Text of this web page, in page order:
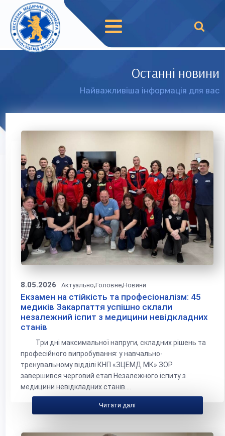
Останні новини
Найважливіша інформація для вас
8.05.2026 Актуально,Головне,Новини
Екзамен на стійкість та професіоналізм: 45
медиків Закарпаття успішно склали
незалежний іспит з медицини невідкладних
станів
Три дні максимальної напруги, складних рішень та
професійного випробування: у навчально-
тренувальному відділі КНП «ЗЦЕМД МК» ЗОР
завершився черговий етап Незалежного іспиту з
медицини невідкладних станів....
Читати далі